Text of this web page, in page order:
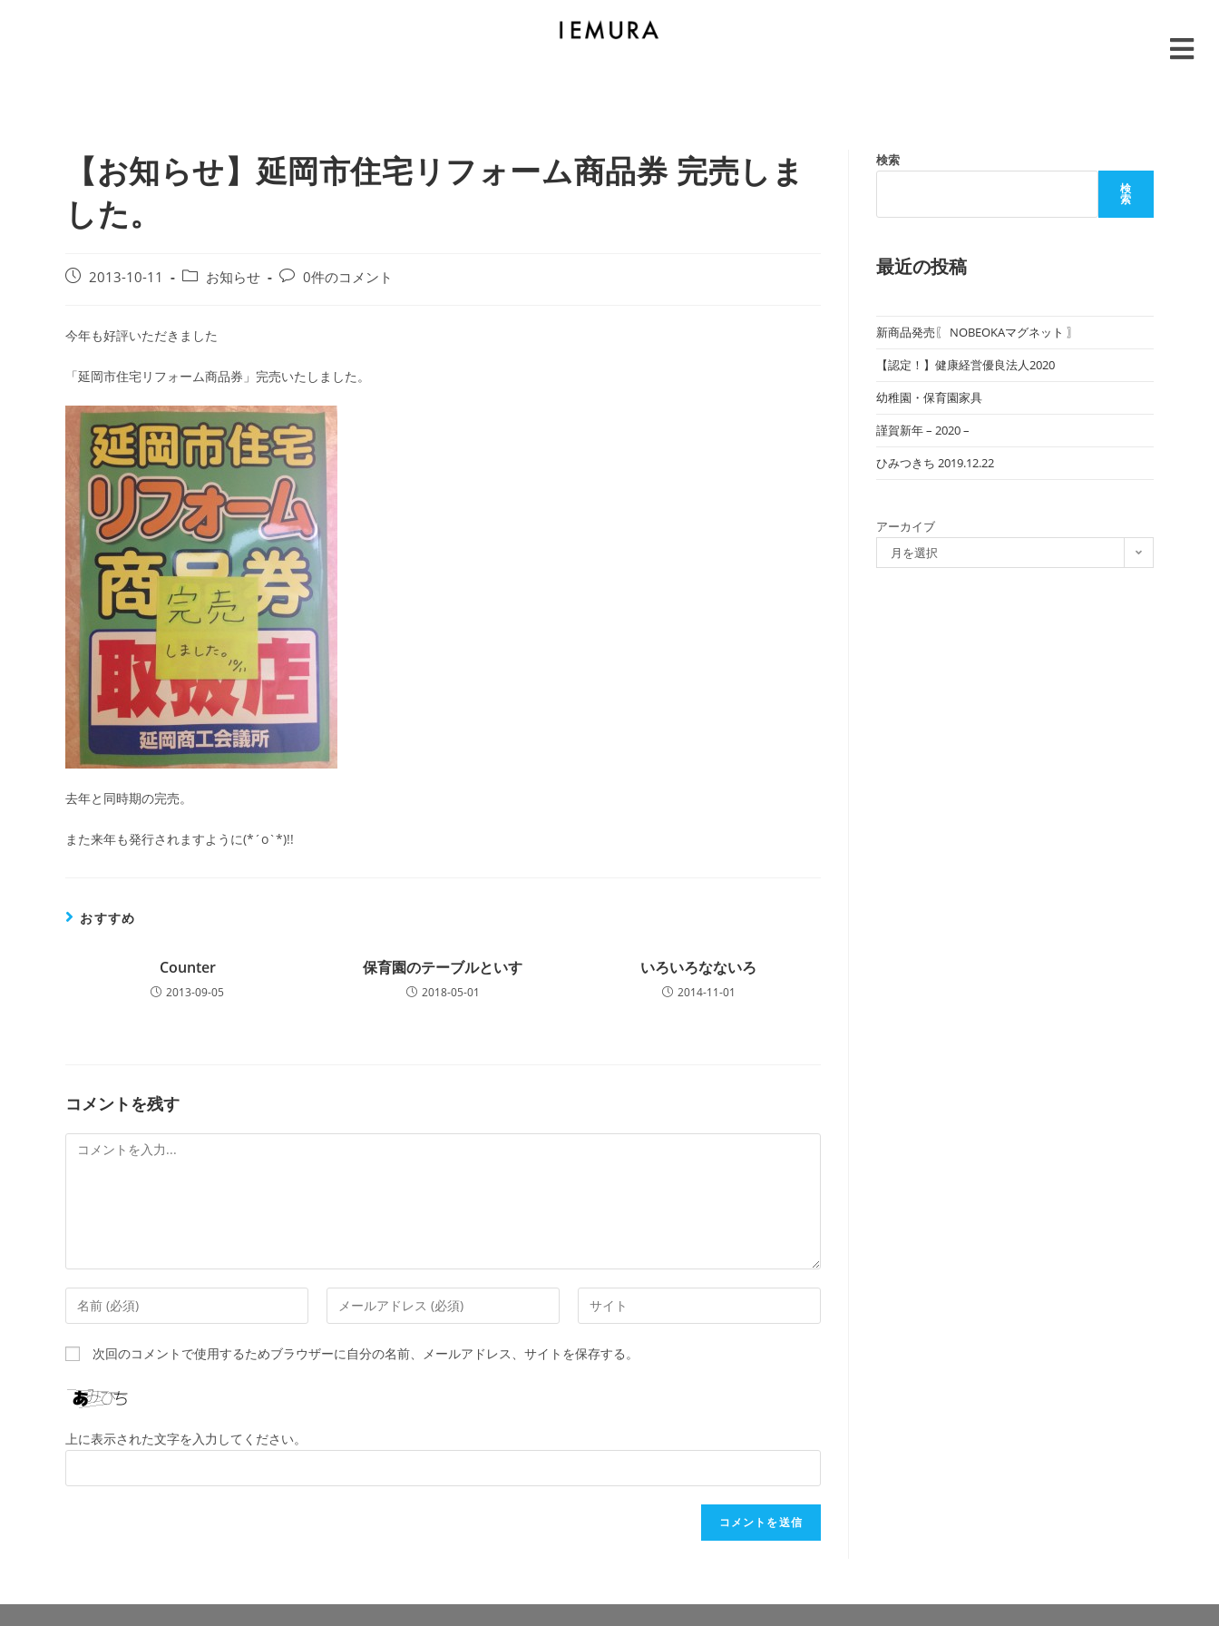
【お知らせ】延岡市住宅リフォーム商品券 完売しま
した。
2013-10-11 お知らせ 0件のコメント
今年も好評いただきました
「延岡市住宅リフォーム商品券」完売いたしました。
去年と同時期の完売。
また来年も発行されますように(*´o`*)!!
おすすめ
Counter
2013-09-05
保育園のテーブルといす
2018-05-01
いろいろなないろ
2014-11-01
コメントを残す
次回のコメントで使用するためブラウザーに自分の名前、メールアドレス、サイトを保存する。
上に表示された文字を入力してください。
検索
検
索
最近の投稿
新商品発売〖 NOBEOKAマグネット 〗
【認定！】健康経営優良法人2020
幼稚園・保育園家具
謹賀新年 – 2020 –
ひみつきち 2019.12.22
アーカイブ
月を選択